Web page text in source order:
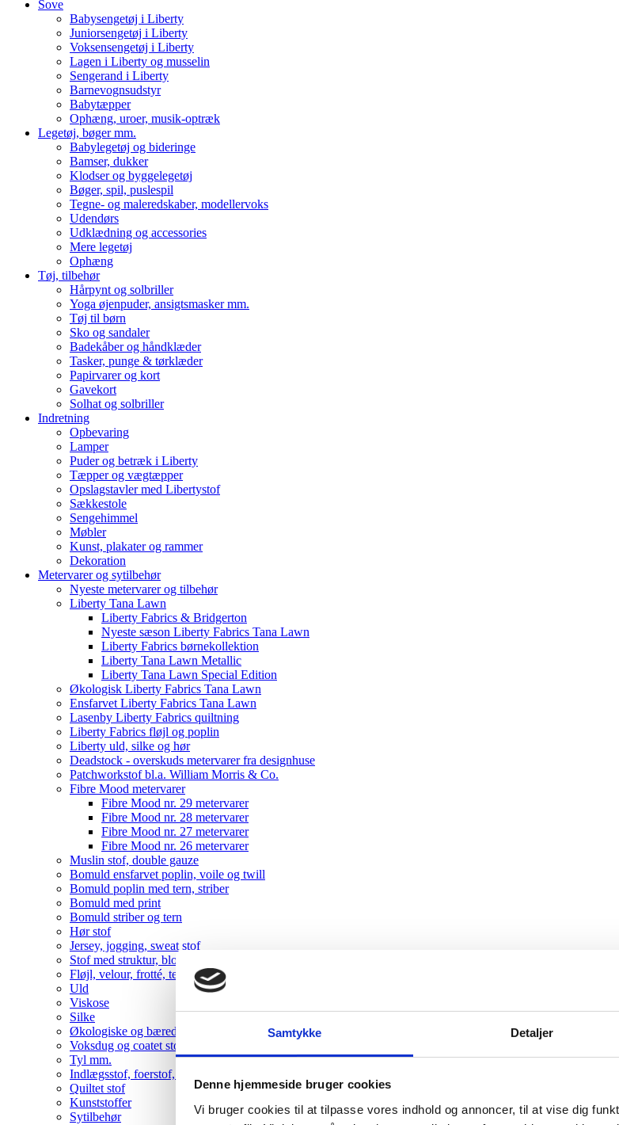
Samtykke Detaljer
Denne hjemmeside bruger cookies
Vi bruger cookies til at tilpasse vores indhold og annoncer, til at vise dig
Sove
Babysengetøj i Liberty
Juniorsengetøj i Liberty
Voksensengetøj i Liberty
Lagen i Liberty og musselin
Sengerand i Liberty
Barnevognsudstyr
Babytæpper
Ophæng, uroer, musik-optræk
Legetøj, bøger mm.
Babylegetøj og bideringe
Bamser, dukker
Klodser og byggelegetøj
Bøger, spil, puslespil
Tegne- og maleredskaber, modellervoks
Udendørs
Udklædning og accessories
Mere legetøj
Ophæng
Tøj, tilbehør
Hårpynt og solbriller
Yoga øjenpuder, ansigtsmasker mm.
Tøj til børn
Sko og sandaler
Badekåber og håndklæder
Tasker, punge & tørklæder
Papirvarer og kort
Gavekort
Solhat og solbriller
Indretning
Opbevaring
Lamper
Puder og betræk i Liberty
Tæpper og vægtæpper
Opslagstavler med Libertystof
Sækkestole
Sengehimmel
Møbler
Kunst, plakater og rammer
Dekoration
Metervarer og sytilbehør
Nyeste metervarer og tilbehør
Liberty Tana Lawn
Liberty Fabrics & Bridgerton
Nyeste sæson Liberty Fabrics Tana Lawn
Liberty Fabrics børnekollektion
Liberty Tana Lawn Metallic
Liberty Tana Lawn Special Edition
Økologisk Liberty Fabrics Tana Lawn
Ensfarvet Liberty Fabrics Tana Lawn
Lasenby Liberty Fabrics quiltning
Liberty Fabrics fløjl og poplin
Liberty uld, silke og hør
Deadstock - overskuds metervarer fra designhuse
Patchworkstof bl.a. William Morris & Co.
Fibre Mood metervarer
Fibre Mood nr. 29 metervarer
Fibre Mood nr. 28 metervarer
Fibre Mood nr. 27 metervarer
Fibre Mood nr. 26 metervarer
Muslin stof, double gauze
Bomuld ensfarvet poplin, voile og twill
Bomuld poplin med tern, striber
Bomuld med print
Bomuld striber og tern
Hør stof
Jersey, jogging, sweat stof
Stof med struktur, blonde, bæk-og-bølge mm
Fløjl, velour, frotté, teddy
Uld
Viskose
Silke
Økologiske og bæredygtige metervarer
Voksdug og coatet stof
Tyl mm.
Indlægsstof, foerstof, fleece
Quiltet stof
Kunststoffer
Sytilbehør